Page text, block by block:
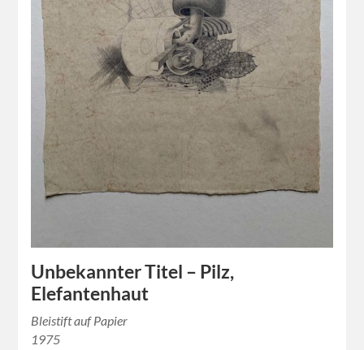
Unbekannter Titel – Pilz,
Elefantenhaut
Bleistift auf Papier
1975